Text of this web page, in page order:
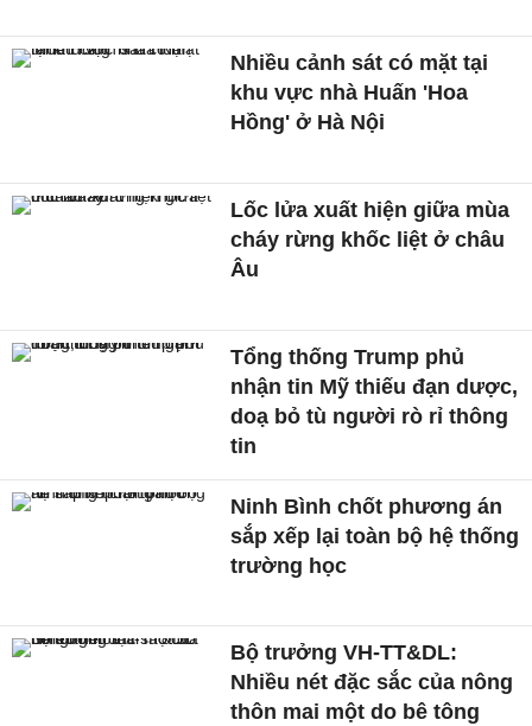
Nhiều cảnh sát có mặt tại
khu vực nhà Huấn 'Hoa
Hồng' ở Hà Nội
Lốc lửa xuất hiện giữa mùa
cháy rừng khốc liệt ở châu
Âu
Tổng thống Trump phủ
nhận tin Mỹ thiếu đạn dược,
doạ bỏ tù người rò rỉ thông
tin
Ninh Bình chốt phương án
sắp xếp lại toàn bộ hệ thống
trường học
Bộ trưởng VH-TT&DL:
Nhiều nét đặc sắc của nông
thôn mai một do bê tông